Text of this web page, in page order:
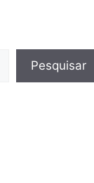
Pesquisar